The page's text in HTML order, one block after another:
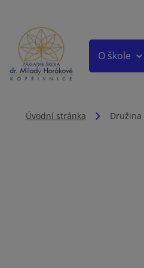
O škole
Úvodní stránka Družina